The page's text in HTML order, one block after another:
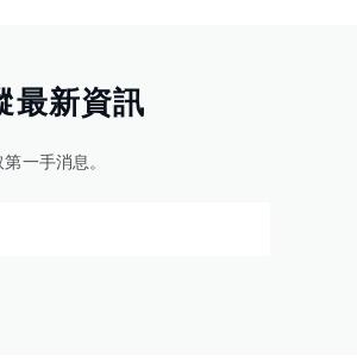
最新資訊
一手消息。